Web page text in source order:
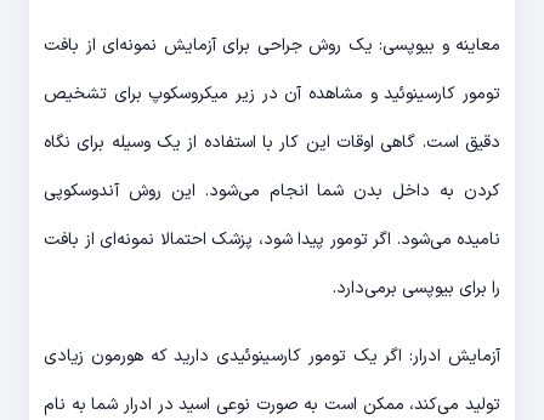
معاینه و بیوپسی: یک روش جراحی برای آزمایش نمونه‌ای از بافت
تومور کارسینوئید و مشاهده آن در زیر میکروسکوپ برای تشخیص
دقیق است. گاهی اوقات این کار با استفاده از یک وسیله برای نگاه
کردن به داخل بدن شما انجام می‌شود. این روش آندوسکوپی
نامیده می‌شود. اگر تومور پیدا شود، پزشک احتمالا نمونه‌ای از بافت
را برای بیوپسی برمی‌دارد.
آزمایش ادرار: اگر یک تومور کارسینوئیدی دارید که هورمون زیادی
تولید می‌کند، ممکن است به صورت نوعی اسید در ادرار شما به نام